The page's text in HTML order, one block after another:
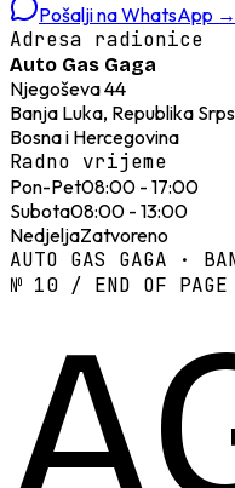
Pošalji na WhatsApp →
Adresa radionice
Auto Gas Gaga
Njegoševa 44
Banja Luka, Republika
Bosna i Hercegovina
Radno vrijeme
Pon-Pet08:00 - 17:00
Subota08:00 - 13:00
NedjeljaZatvoreno
AUTO GAS GAGA ·
№ 10 / END OF PAGE